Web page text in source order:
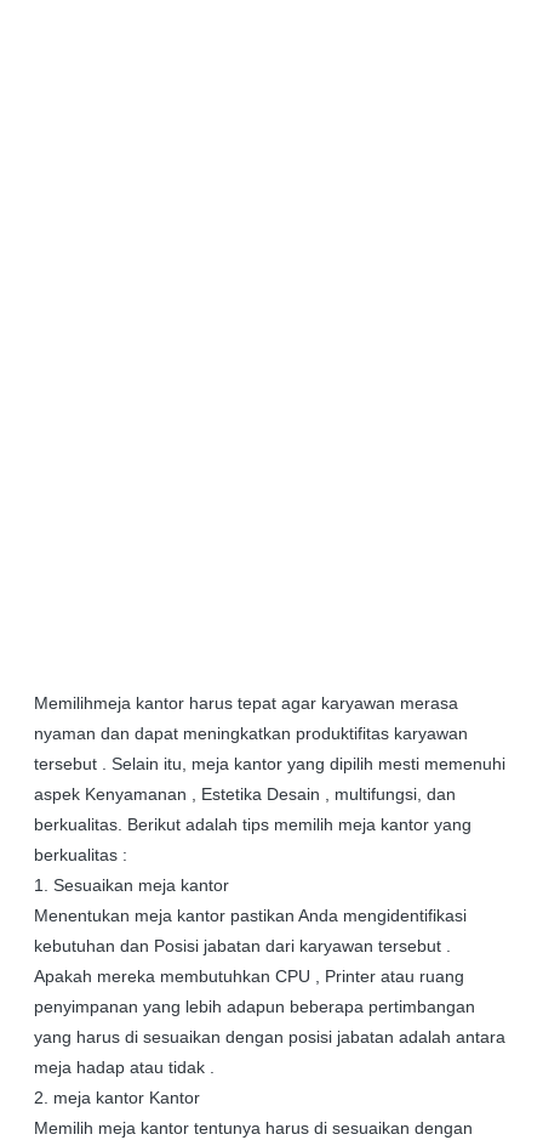
Memilihmeja kantor harus tepat agar karyawan merasa
nyaman dan dapat meningkatkan produktifitas karyawan
tersebut . Selain itu, meja kantor yang dipilih mesti memenuhi
aspek Kenyamanan , Estetika Desain , multifungsi, dan
berkualitas. Berikut adalah tips memilih meja kantor yang
berkualitas :
1. Sesuaikan meja kantor
Menentukan meja kantor pastikan Anda mengidentifikasi
kebutuhan dan Posisi jabatan dari karyawan tersebut .
Apakah mereka membutuhkan CPU , Printer atau ruang
penyimpanan yang lebih adapun beberapa pertimbangan
yang harus di sesuaikan dengan posisi jabatan adalah antara
meja hadap atau tidak .
2. meja kantor Kantor
Memilih meja kantor tentunya harus di sesuaikan dengan